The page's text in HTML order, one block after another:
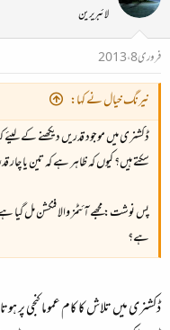
لائبریرین
فروری 8، 2013
نیرنگ خیال نے کہا:
ڈکشنری میں موجود قدریں دیکھنے کے لیئے
سکتے ہیں؟ کیوں کہ ظاہر ہے کہ تین یا
پس نوشت: مجھے آئٹمز والا فنکشن مل گیا
ہے؟
ڈکشنری میں تلاش کا کام عموما کنجی پر